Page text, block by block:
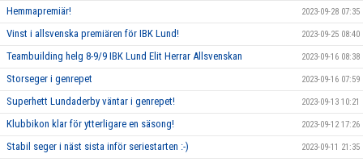
Hemmapremiär! 2023-09-28 07:35
Vinst i allsvenska premiären för IBK Lund! 2023-09-25 08:40
Teambuilding helg 8-9/9 IBK Lund Elit Herrar Allsvenskan 2023-09-16 08:38
Storseger i genrepet 2023-09-16 07:59
Superhett Lundaderby väntar i genrepet! 2023-09-13 10:21
Klubbikon klar för ytterligare en säsong! 2023-09-12 17:26
Stabil seger i näst sista inför seriestarten :-) 2023-09-11 21:35